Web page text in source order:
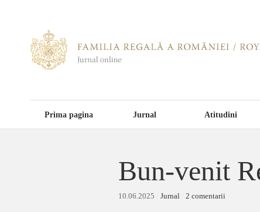
Prima pagina Jurnal Atitudini
Bun-venit
10.06.2025 Jurnal 2 comentarii